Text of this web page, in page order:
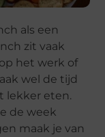
als een
zit vaak
het werk of
wel de tijd
lekker eten.
de week
maak je van